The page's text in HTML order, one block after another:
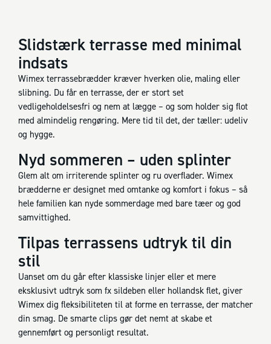
Slidstærk terrasse med minimal
indsats
Wimex terrassebrædder kræver hverken olie, maling eller
slibning. Du får en terrasse, der er stort set
vedligeholdelsesfri og nem at lægge – og som holder sig flot
med almindelig rengøring. Mere tid til det, der tæller: udeliv
og hygge.
Nyd sommeren – uden splinter
Glem alt om irriterende splinter og ru overflader. Wimex
brædderne er designet med omtanke og komfort i fokus – så
hele familien kan nyde sommerdage med bare tæer og god
samvittighed.
Tilpas terrassens udtryk til din
stil
Uanset om du går efter klassiske linjer eller et mere
eksklusivt udtryk som fx sildeben eller hollandsk flet, giver
Wimex dig fleksibiliteten til at forme en terrasse, der matcher
din smag. De smarte clips gør det nemt at skabe et
gennemført og personligt resultat.